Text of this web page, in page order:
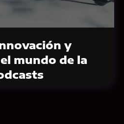
y
mundo de la